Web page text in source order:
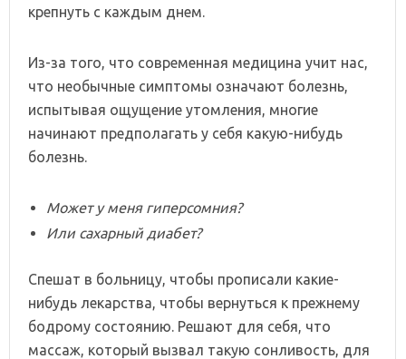
крепнуть с каждым днем.
Из-за того, что современная медицина учит нас,
что необычные симптомы означают болезнь,
испытывая ощущение утомления, многие
начинают предполагать у себя какую-нибудь
болезнь.
Может у меня гиперсомния?
Или сахарный диабет?
Спешат в больницу, чтобы прописали какие-
нибудь лекарства, чтобы вернуться к прежнему
бодрому состоянию. Решают для себя, что
массаж, который вызвал такую сонливость, для